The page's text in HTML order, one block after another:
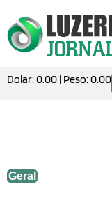
Dolar:0.00 | Peso:0.00
Geral